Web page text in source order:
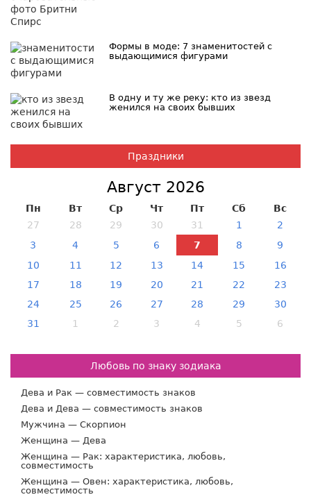
Формы в моде: 7 знаменитостей с
выдающимися фигурами
В одну и ту же реку: кто из звезд
женился на своих бывших
Праздники
Август 2026
Пн Вт Ср Чт Пт Сб
Вс
27
28 29 30 31 1
2
3
4 5 6 7 8
9
10
11 12 13 14 15
16
17
18 19 20 21 22
23
24
25 26 27 28 29
30
31
1 2 3 4 5 6
Любовь по знаку зодиака
Дева и Рак — совместимость знаков
Дева и Дева — совместимость знаков
Мужчина — Скорпион
Женщина — Дева
Женщина — Рак: характеристика, любовь,
совместимость
Женщина — Овен: характеристика, любовь,
совместимость